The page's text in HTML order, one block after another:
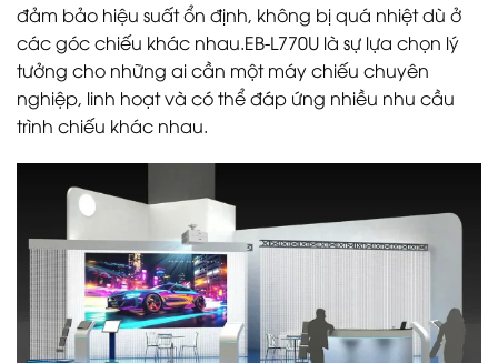
đảm bảo hiệu suất ổn định, không bị quá nhiệt dù ở
các góc chiếu khác nhau.EB-L770U là sự lựa chọn lý
tưởng cho những ai cần một máy chiếu chuyên
nghiệp, linh hoạt và có thể đáp ứng nhiều nhu cầu
trình chiếu khác nhau.